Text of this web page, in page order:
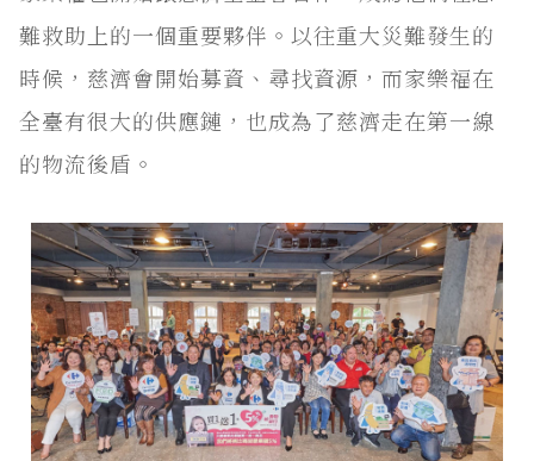
難救助上的一個重要夥伴。以往重大災難發生的
時候，慈濟會開始募資、尋找資源，而家樂福在
全臺有很大的供應鏈，也成為了慈濟走在第一線
的物流後盾。